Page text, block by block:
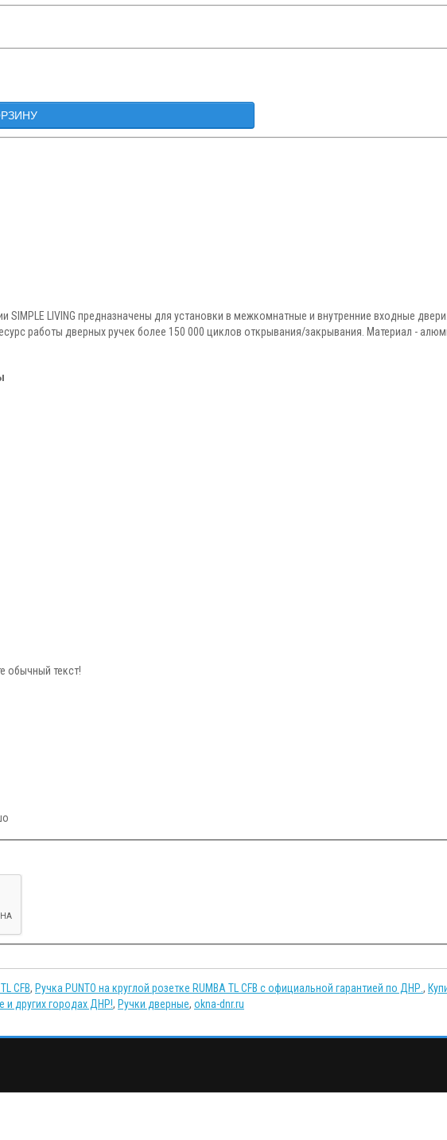
SIMPLE LIVING предназначены для установки в межкомнатные и внутренние входные
работы дверных ручек более 150 000 циклов открывания/закрывания. Материал -
обычный текст!
CFB, Ручка PUNTO на круглой розетке RUMBA TL CFB с официальной гарантией по ДНР. ,
и других городах ДНР!, Ручки дверные, okna-dnr.ru